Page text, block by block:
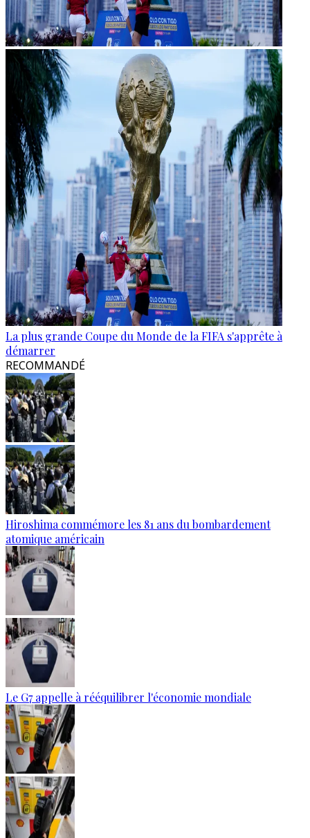
La plus grande Coupe du Monde de la FIFA s'apprête à
démarrer
RECOMMANDÉ
Hiroshima commémore les 81 ans du bombardement
atomique américain
Le G7 appelle à rééquilibrer l'économie mondiale